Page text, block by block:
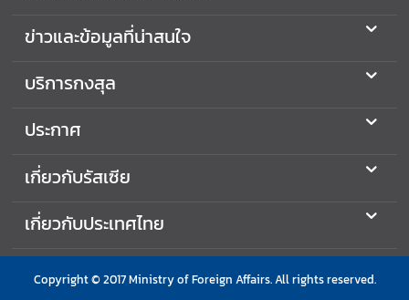
น
ไ
ย
ส
ซี
ย
ข่าวและข้อมูลที่น่าสนใจ
บริการกงสุล
ประกาศ
เกี่ยวกับรัสเซีย
เกี่ยวกับประเทศไทย
Copyright © 2017 Ministry of Foreign Affairs. All rights reserved.